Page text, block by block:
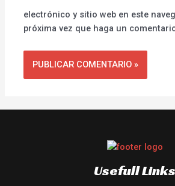
electrónico y sitio web en este
próxima vez que haga un
Usefull Links